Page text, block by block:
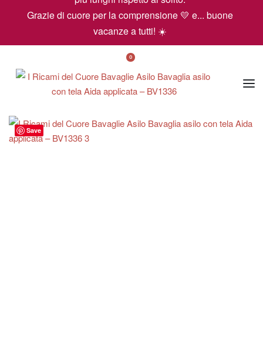
Grazie di cuore per la comprensione 💛 e... buone
vacanze a tutti! ☀️
0
Save